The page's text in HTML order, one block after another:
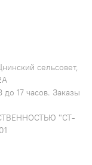
сельсовет,
17 часов. Заказы
"СТ-